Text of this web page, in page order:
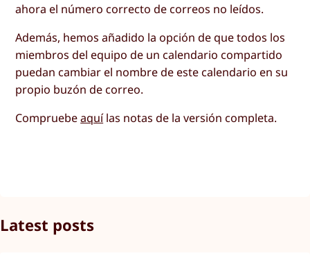
ahora el número correcto de correos no leídos.
Además, hemos añadido la opción de que todos los
miembros del equipo de un calendario compartido
puedan cambiar el nombre de este calendario en su
propio buzón de correo.
Compruebeaquílas notas de la versión completa.
Latest posts